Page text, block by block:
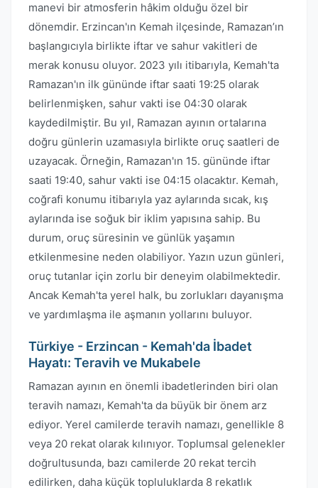
manevi bir atmosferin hâkim olduğu özel bir
dönemdir. Erzincan'ın Kemah ilçesinde, Ramazan’ın
başlangıcıyla birlikte iftar ve sahur vakitleri de
merak konusu oluyor. 2023 yılı itibarıyla, Kemah'ta
Ramazan'ın ilk gününde iftar saati 19:25 olarak
belirlenmişken, sahur vakti ise 04:30 olarak
kaydedilmiştir. Bu yıl, Ramazan ayının ortalarına
doğru günlerin uzamasıyla birlikte oruç saatleri de
uzayacak. Örneğin, Ramazan'ın 15. gününde iftar
saati 19:40, sahur vakti ise 04:15 olacaktır. Kemah,
coğrafi konumu itibarıyla yaz aylarında sıcak, kış
aylarında ise soğuk bir iklim yapısına sahip. Bu
durum, oruç süresinin ve günlük yaşamın
etkilenmesine neden olabiliyor. Yazın uzun günleri,
oruç tutanlar için zorlu bir deneyim olabilmektedir.
Ancak Kemah'ta yerel halk, bu zorlukları dayanışma
ve yardımlaşma ile aşmanın yollarını buluyor.
Türkiye - Erzincan - Kemah'da İbadet
Hayatı: Teravih ve Mukabele
Ramazan ayının en önemli ibadetlerinden biri olan
teravih namazı, Kemah'ta da büyük bir önem arz
ediyor. Yerel camilerde teravih namazı, genellikle 8
veya 20 rekat olarak kılınıyor. Toplumsal gelenekler
doğrultusunda, bazı camilerde 20 rekat tercih
edilirken, daha küçük topluluklarda 8 rekatlık